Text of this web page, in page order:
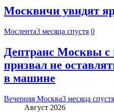
Москвичи увидят
Мослента3 месяца спустя 0
Дептранс Москвы с
призвал не
в машине
Вечерняя Москва3 месяца спустя
Август 2026